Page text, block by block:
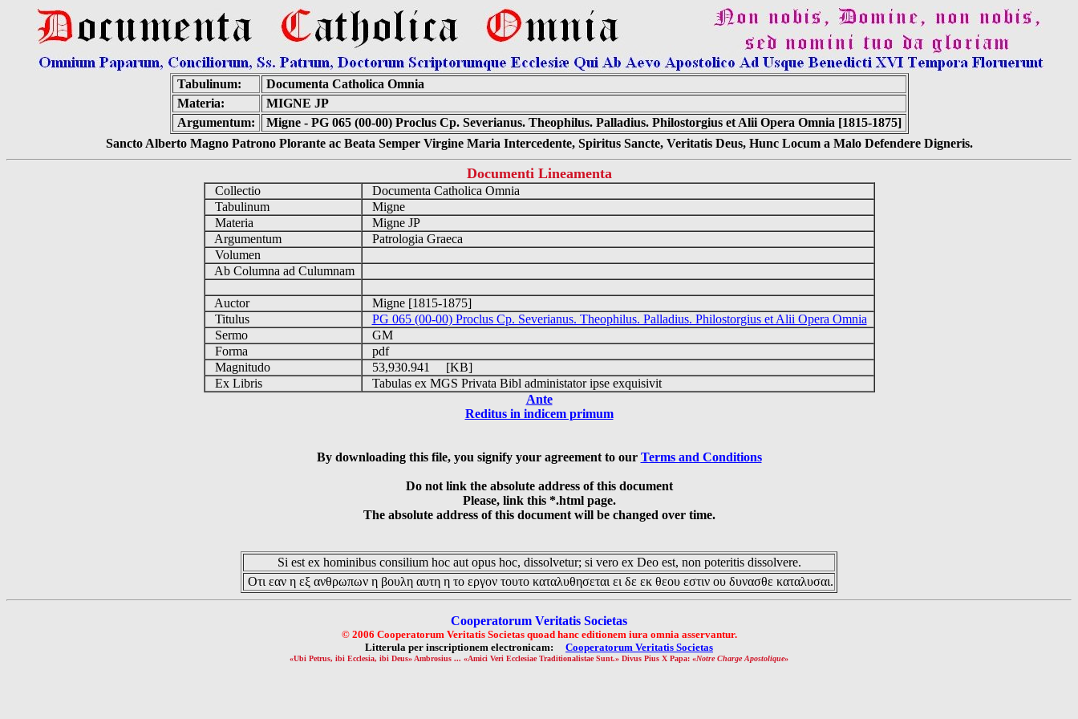
Tabulinum:
Documenta Catholica Omnia
Materia:
MIGNE JP
Argumentum:
Migne - PG 065 (00-00) Proclus Cp. Severianus. Theophilus. Palladius. Philostorgius et Alii Opera Omnia [1815-1875]
Sancto Alberto Magno Patrono Plorante ac Beata Semper Virgine Maria Intercedente, Spiritus Sancte, Veritatis Deus, Hunc Locum a Malo Defendere Digneris.
Documenti Lineamenta
Collectio
Documenta Catholica Omnia
Tabulinum
Migne
Materia
Migne JP
Argumentum
Patrologia Graeca
Volumen
Ab Columna ad Culumnam
Auctor
Migne [1815-1875]
Titulus
PG 065 (00-00) Proclus Cp. Severianus. Theophilus. Palladius. Philostorgius et Alii Opera Omnia
Sermo
GM
Forma
pdf
Magnitudo
53,930.941 [KB]
Ex Libris
Tabulas ex MGS Privata Bibl administator ipse exquisivit
Ante
Reditus in indicem primum
By downloading this file, you signify your agreement to our Terms and Conditions
Do not link the absolute address of this document
Please, link this *.html page.
The absolute address of this document will be changed over time.
Si est ex hominibus consilium hoc aut opus hoc, dissolvetur; si vero ex Deo est, non poteritis dissolvere.
Οτι εαν η εξ ανθρωπων η βουλη αυτη η το εργον τουτο καταλυθησεται ει δε εκ θεου εστιν ου δυνασθε καταλυσαι.
Cooperatorum Veritatis Societas
© 2006 Cooperatorum Veritatis Societas quoad hanc editionem iura omnia asservantur.
Litterula per inscriptionem electronicam: Cooperatorum Veritatis Societas
«Ubi Petrus, ibi Ecclesia, ibi Deus» Ambrosius ... «Amici Veri Ecclesiae Traditionalistae Sunt.» Divus Pius X Papa: «Notre Charge Apostolique»